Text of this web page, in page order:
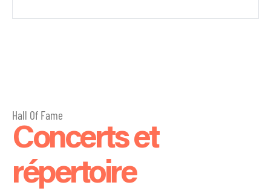
Hall Of Fame
Concerts et
répertoire